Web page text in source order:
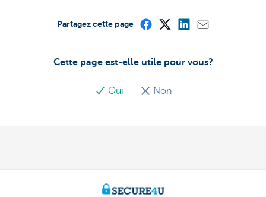
Cette page est-elle utile pour vous?
Oui Non
Partagez cette page